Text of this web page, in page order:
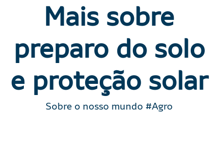
Mais sobre
preparo do solo
e proteção solar
Sobre o nosso mundo #Agro